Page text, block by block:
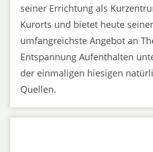
seiner Errichtung als
Kurorts und bietet heute
umfangreichste Angebot an
Entspannung Aufenthalten
der einmaligen hiesigen
Quellen.